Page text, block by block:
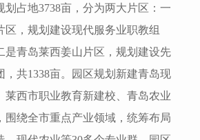
划占地3738亩，分为两大片区：一
区，规划建设现代服务业职教组
是青岛莱西姜山片区，规划建设先
，共1338亩。园区规划新建青岛现
莱西市职业教育新建校、青岛农业
围绕全市重点产业领域，统筹布局